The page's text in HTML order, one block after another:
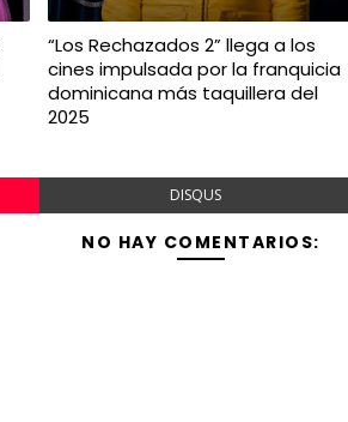
“Los Rechazados 2” llega a los
cines impulsada por la franquicia
dominicana más taquillera del
2025
DISQUS
NO HAY COMENTARIOS: